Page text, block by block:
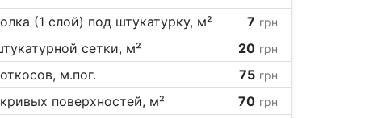
(1 слой) под штукатурку, м² 7 грн
сетки, м² 20 грн
м.пог. 75 грн
поверхностей, м² 70 грн